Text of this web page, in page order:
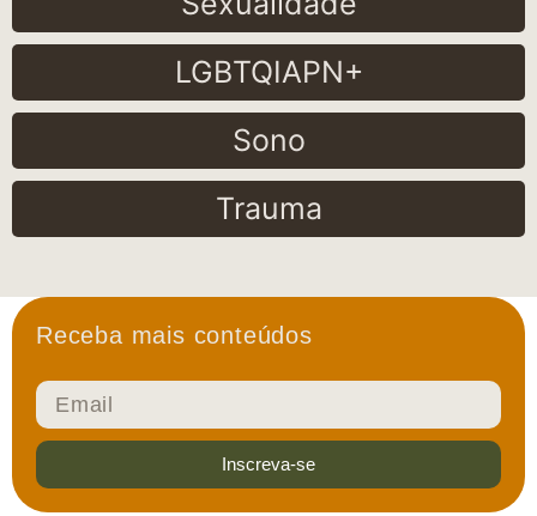
LGBTQIAPN+
Sono
Trauma
Receba mais conteúdos
Inscreva-se